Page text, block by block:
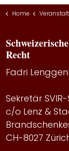
Home
Recht
Fadri
Sekretär SVIR-
c/o Lenz &
CH-8027